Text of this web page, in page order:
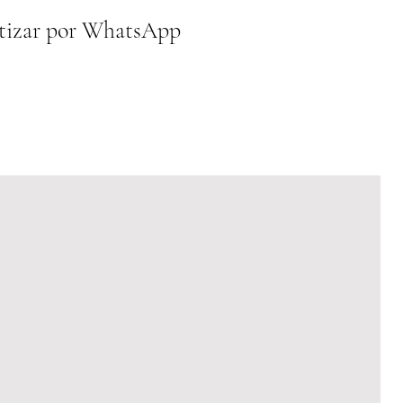
por WhatsApp